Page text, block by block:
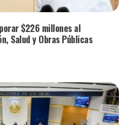
$226 millones al
Salud y Obras Públicas